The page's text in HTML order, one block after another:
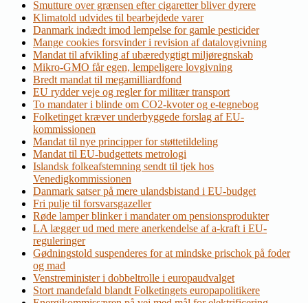
Smutture over grænsen efter cigaretter bliver dyrere
Klimatold udvides til bearbejdede varer
Danmark indædt imod lempelse for gamle pesticider
Mange cookies forsvinder i revision af datalovgivning
Mandat til afvikling af ubæredygtigt miljøregnskab
Mikro-GMO får egen, lempeligere lovgivning
Bredt mandat til megamilliardfond
EU rydder veje og regler for militær transport
To mandater i blinde om CO2-kvoter og e-tegnebog
Folketinget kræver underbyggede forslag af EU-
kommissionen
Mandat til nye principper for støttetildeling
Mandat til EU-budgettets metrologi
Islandsk folkeafstemning sendt til tjek hos
Venedigkommissionen
Danmark satser på mere ulandsbistand i EU-budget
Fri pulje til forsvarsgazeller
Røde lamper blinker i mandater om pensionsprodukter
LA lægger ud med mere anerkendelse af a-kraft i EU-
reguleringer
Gødningstold suspenderes for at mindske prischok på foder
og mad
Venstreminister i dobbeltrolle i europaudvalget
Stort mandefald blandt Folketingets europapolitikere